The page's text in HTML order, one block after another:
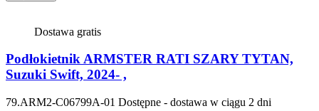
Dostawa gratis
Podłokietnik ARMSTER RATI SZARY TYTAN,
Suzuki Swift, 2024- ,
79.ARM2-C06799A-01 Dostępne - dostawa w ciągu 2 dni